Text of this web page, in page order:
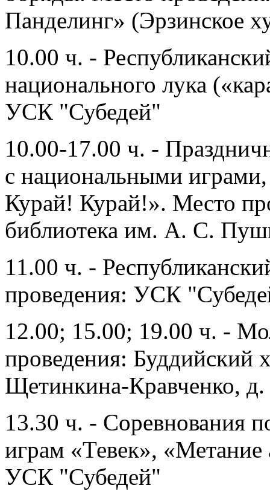
Панделинг» (Эрзинское
10.00 ч. -
национального лука
УСК "Субедей"
10.00-17.00 ч. -
с национальными
Курай! Курай!». Место
библиотека им. А. С.
11.00 ч. -
проведения: УСК
12.00; 15.00; 19.00 ч. -
проведения: Буддийский
Щетинкина-Кравченко, д.
13.30 ч. - Соревнования
играм «Тевек»,
УСК "Субедей"